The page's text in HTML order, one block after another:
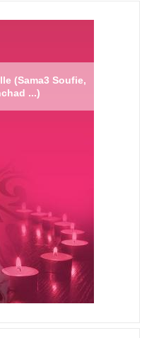
(Sama3 Soufie,
...)